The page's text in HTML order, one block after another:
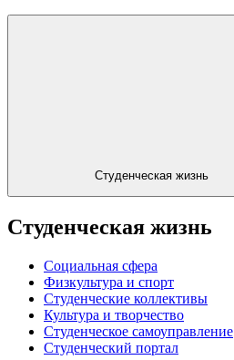
Студенческая жизнь
Студенческая жизнь
Социальная сфера
Физкультура и спорт
Студенческие коллективы
Культура и творчество
Студенческое самоуправление
Студенческий портал